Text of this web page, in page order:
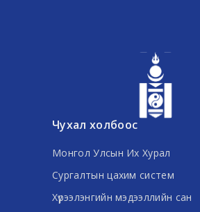
Чухал холбоос
Монгол Улсын Их Хурал
Сургалтын цахим систем
Хүрээлэнгийн мэдээллийн сан